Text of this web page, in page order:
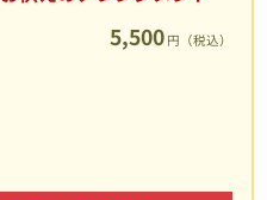
5,500 円（税込）